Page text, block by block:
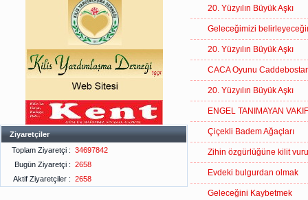
Ziyaretçiler
Toplam Ziyaretçi : 34697842
Bugün Ziyaretçi : 2658
Aktif Ziyaretçiler : 2658
20. Yüzyılın Büyük Aşkı
Geleceğimizi
20. Yüzyılın Büyük Aşkı
CACA Oyunu
20. Yüzyılın Büyük Aşkı
ENGEL TANIMAYAN
Çiçekli Badem Ağaçları
Zihin özgürlüğüne kilit
Evdeki bulgurdan olmak
Geleceğini Kaybetmek